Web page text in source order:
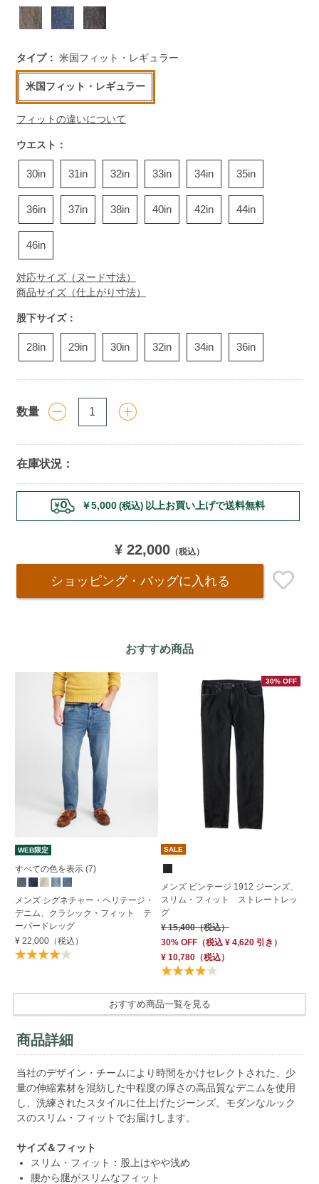
タイプ： 米国フィット・レギュラー
米国フィット・レギュラー
フィットの違いについて
ウエスト：
30in 31in 32in 33in 34in 35in
36in 37in 38in 40in 42in 44in
46in
対応サイズ（ヌード寸法）
商品サイズ（仕上がり寸法）
股下サイズ：
28in 29in 30in 32in 34in 36in
数量
在庫状況：
Add
cart
￥5,000 (税込) 以上お買い上げで送料無料
¥ 22,000 （税込）
ショッピング・バッグに入れる
おすすめ商品
WEB限定
すべての色を表示 (7)
メンズ シグネチャー・ヘリテージ・
デニム、クラシック・フィット テ
ーパードレッグ
¥ 22,000（税込）
30% OFF
SALE
メンズ ビンテージ 1912 ジーンズ、
スリム・フィット ストレートレッ
グ
¥ 15,400（税込）
30% OFF （税込 ¥ 4,620 引き）
¥ 10,780 （税込）
おすすめ商品一覧を見る
商品詳細
当社のデザイン・チームにより時間をかけセレクトされた、少
量の伸縮素材を混紡した中程度の厚さの高品質なデニムを使用
し、洗練されたスタイルに仕上げたジーンズ。モダンなルック
スのスリム・フィットでお届けします。
サイズ＆フィット
スリム・フィット：股上はやや浅め
腰から腿がスリムなフィット